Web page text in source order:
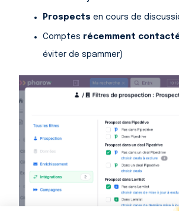
Prospects en cours de
Comptes récemment
éviter de spammer)